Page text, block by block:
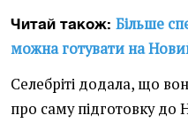
Читай також: Більше
можна готувати на
Селебріті додала, що
про саму підготовку до